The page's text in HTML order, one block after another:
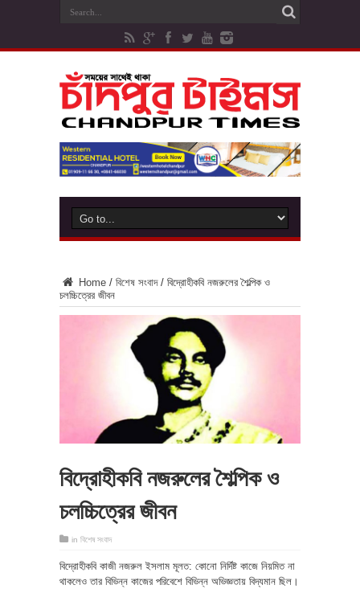
Home / বিশেষ সংবাদ / বিদ্রোহীকবি নজরুলের শৈল্পিক ও
চলচ্চিত্রের জীবন
বিদ্রোহীকবি নজরুলের শৈল্পিক ও
চলচ্চিত্রের জীবন
in বিশেষ সংবাদ
বিদ্রোহীকবি কাজী নজরুল ইসলাম মূলত: কোনো নির্দিষ্ট কাজে নিয়মিত না
থাকলেও তার বিভিন্ন কাজের পরিবেশে বিভিন্ন অভিজ্ঞতায় বিদ্যমান ছিল।